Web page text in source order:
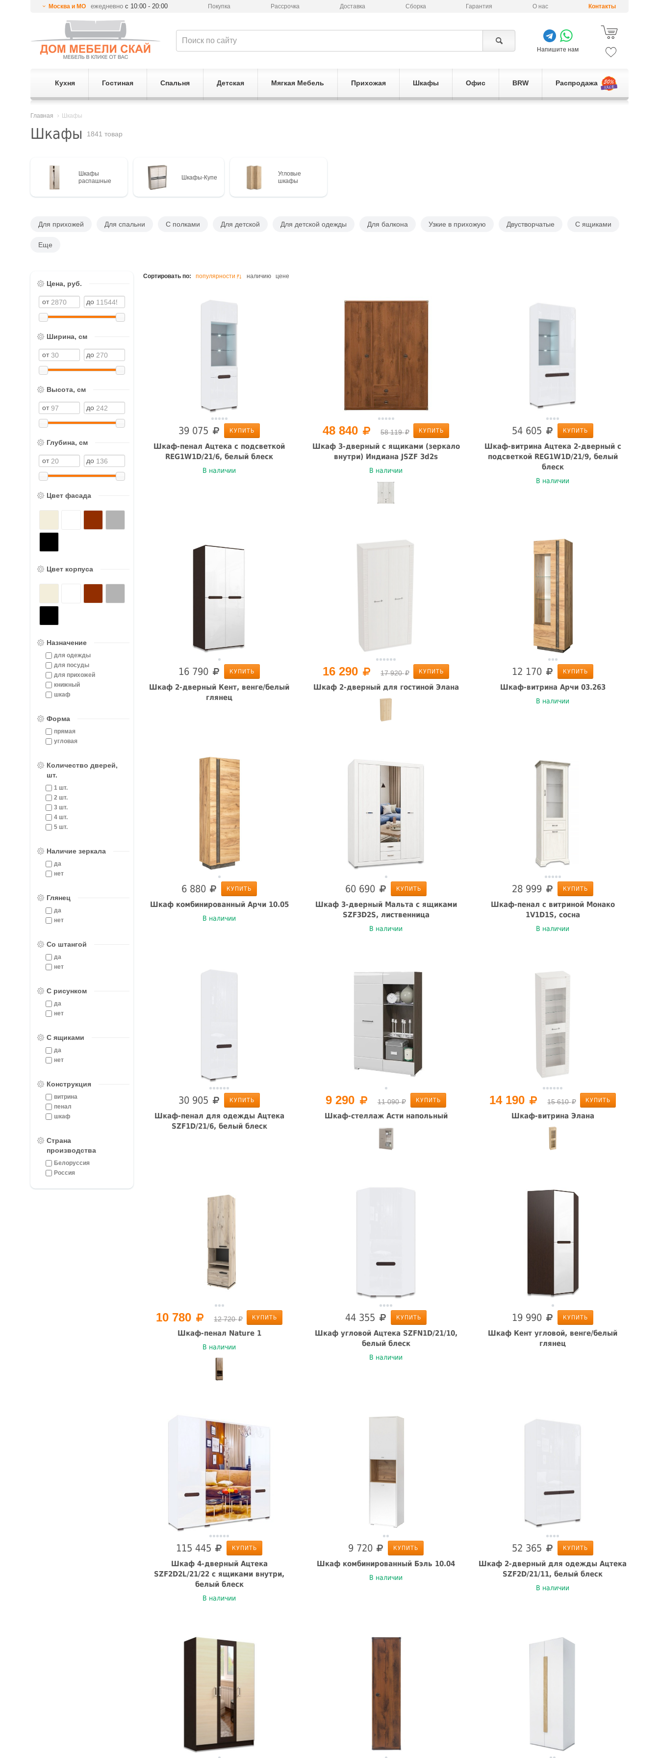
Москва и МО ежедневнос 10:00 - 20:00 Покупка Рассрочка Доставка Сборка Гарантия О нас Контакты
Напишите нам
Кухня Гостиная Спальня Детская Мягкая Мебель Прихожая Шкафы Офис BRW Распродажа
Главная Шкафы
Шкафы 1841 товар
Шкафы
распашные
Шкафы-Купе
Угловые
шкафы
Для прихожей Для спальни С полками Для детской Для детской одежды Для балкона Узкие в прихожую Двустворчатые С ящиками
Еще
Цена, руб.
Ширина, см
Высота, см
Глубина, см
Цвет фасада
Цвет корпуса
Назначение
для одежды
для посуды
для прихожей
книжный
шкаф
Форма
прямая
угловая
Количество дверей,
шт.
1 шт.
2 шт.
3 шт.
4 шт.
5 шт.
Наличие зеркала
да
нет
Глянец
да
нет
Со штангой
да
нет
С рисунком
да
нет
С ящиками
да
нет
Конструкция
витрина
пенал
шкаф
Страна
производства
Белоруссия
Россия
Сортировать по: популярности наличию цене
39 075 КУПИТЬ
Шкаф-пенал Ацтека с подсветкой
REG1W1D/21/6, белый блеск
В наличии
48 840 58 119 КУПИТЬ
Шкаф 3-дверный с ящиками (зеркало
внутри) Индиана JSZF 3d2s
В наличии
54 605 КУПИТЬ
Шкаф-витрина Ацтека 2-дверный с
подсветкой REG1W1D/21/9, белый
блеск
В наличии
16 790 КУПИТЬ
Шкаф 2-дверный Кент, венге/белый
глянец
16 290 17 920 КУПИТЬ
Шкаф 2-дверный для гостиной Элана
12 170 КУПИТЬ
Шкаф-витрина Арчи 03.263
В наличии
6 880 КУПИТЬ
Шкаф комбинированный Арчи 10.05
В наличии
60 690 КУПИТЬ
Шкаф 3-дверный Мальта с ящиками
SZF3D2S, лиственница
В наличии
28 999 КУПИТЬ
Шкаф-пенал с витриной Монако
1V1D1S, сосна
В наличии
30 905 КУПИТЬ
Шкаф-пенал для одежды Ацтека
SZF1D/21/6, белый блеск
9 290 11 090 КУПИТЬ
Шкаф-стеллаж Асти напольный
14 190 15 610 КУПИТЬ
Шкаф-витрина Элана
10 780 12 720 КУПИТЬ
Шкаф-пенал Nature 1
В наличии
44 355 КУПИТЬ
Шкаф угловой Ацтека SZFN1D/21/10,
белый блеск
В наличии
19 990 КУПИТЬ
Шкаф Кент угловой, венге/белый
глянец
115 445 КУПИТЬ
Шкаф 4-дверный Ацтека
SZF2D2L/21/22 с ящиками внутри,
белый блеск
В наличии
9 720 КУПИТЬ
Шкаф комбинированный Бэль 10.04
В наличии
52 365 КУПИТЬ
Шкаф 2-дверный для одежды Ацтека
SZF2D/21/11, белый блеск
В наличии